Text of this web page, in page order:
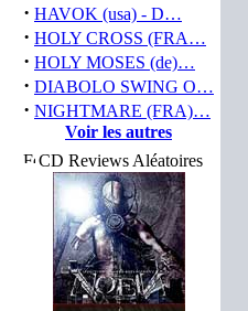
· HAVOK (usa) - D…
· HOLY CROSS (FRA…
· HOLY MOSES (de)…
· DIABOLO SWING O…
· NIGHTMARE (FRA)…
Voir les autres
CD Reviews Aléatoires